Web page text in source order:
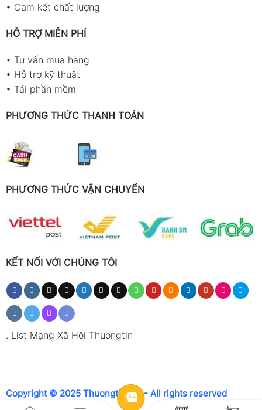
• Cam kết chất lượng
HỖ TRỢ MIỄN PHÍ
• Tư vấn mua hàng
• Hỗ trợ kỹ thuật
• Tải phần mềm
PHƯƠNG THỨC THANH TOÁN
PHƯƠNG THỨC VẬN CHUYỂN
KẾT NỐI VỚI CHÚNG TÔI
. List Mạng Xã Hội Thuongtin
Copyright © 2025 Thuongtin.net - All rights reserved